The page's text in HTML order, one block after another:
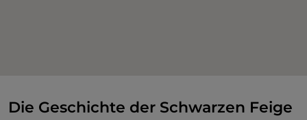
Die Geschichte der Schwarzen Feige